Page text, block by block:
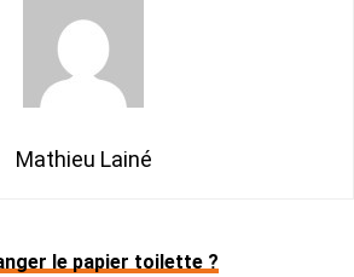
Mathieu Lainé
le papier toilette ?